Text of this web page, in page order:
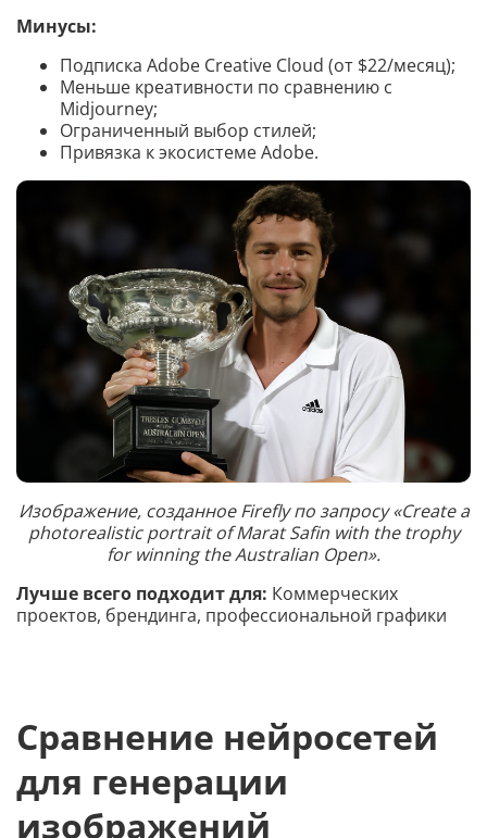
Минусы:
Подписка Adobe Creative Cloud (от $22/месяц);
Меньше креативности по сравнению с
Midjourney;
Ограниченный выбор стилей;
Привязка к экосистеме Adobe.
Изображение, созданное Firefly по запросу «Create a
photorealistic portrait of Marat Safin with the trophy
for winning the Australian Open».
Лучше всего подходит для: Коммерческих
проектов, брендинга, профессиональной графики
Сравнение нейросетей
для генерации
изображений